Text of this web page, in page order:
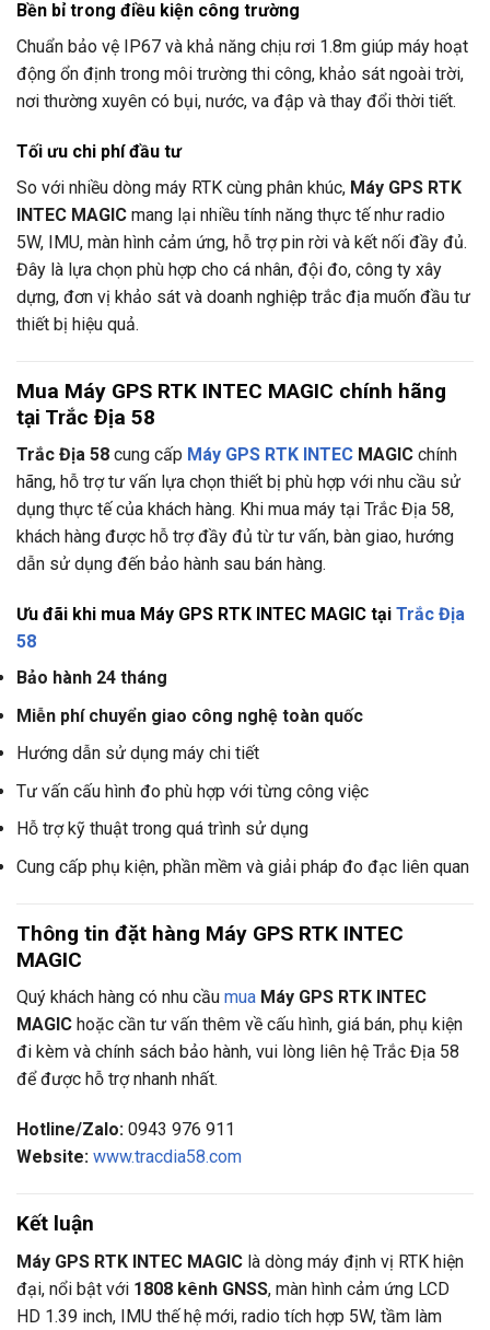
Bền bỉ trong điều kiện công trường
Chuẩn bảo vệ IP67 và khả năng chịu rơi 1.8m giúp máy hoạt
động ổn định trong môi trường thi công, khảo sát ngoài trời,
nơi thường xuyên có bụi, nước, va đập và thay đổi thời tiết.
Tối ưu chi phí đầu tư
So với nhiều dòng máy RTK cùng phân khúc, Máy GPS RTK
INTEC MAGIC mang lại nhiều tính năng thực tế như radio
5W, IMU, màn hình cảm ứng, hỗ trợ pin rời và kết nối đầy đủ.
Đây là lựa chọn phù hợp cho cá nhân, đội đo, công ty xây
dựng, đơn vị khảo sát và doanh nghiệp trắc địa muốn đầu tư
thiết bị hiệu quả.
Mua Máy GPS RTK INTEC MAGIC chính hãng
tại Trắc Địa 58
Trắc Địa 58 cung cấp Máy GPS RTK INTEC MAGIC chính
hãng, hỗ trợ tư vấn lựa chọn thiết bị phù hợp với nhu cầu sử
dụng thực tế của khách hàng. Khi mua máy tại Trắc Địa 58,
khách hàng được hỗ trợ đầy đủ từ tư vấn, bàn giao, hướng
dẫn sử dụng đến bảo hành sau bán hàng.
Ưu đãi khi mua Máy GPS RTK INTEC MAGIC tại Trắc Địa
58
Bảo hành 24 tháng
Miễn phí chuyển giao công nghệ toàn quốc
Hướng dẫn sử dụng máy chi tiết
Tư vấn cấu hình đo phù hợp với từng công việc
Hỗ trợ kỹ thuật trong quá trình sử dụng
Cung cấp phụ kiện, phần mềm và giải pháp đo đạc liên quan
Thông tin đặt hàng Máy GPS RTK INTEC
MAGIC
Quý khách hàng có nhu cầu mua Máy GPS RTK INTEC
MAGIC hoặc cần tư vấn thêm về cấu hình, giá bán, phụ kiện
đi kèm và chính sách bảo hành, vui lòng liên hệ Trắc Địa 58
để được hỗ trợ nhanh nhất.
Hotline/Zalo: 0943 976 911
Website: www.tracdia58.com
Kết luận
Máy GPS RTK INTEC MAGIC là dòng máy định vị RTK hiện
đại, nổi bật với 1808 kênh GNSS, màn hình cảm ứng LCD
HD 1.39 inch, IMU thế hệ mới, radio tích hợp 5W, tầm làm